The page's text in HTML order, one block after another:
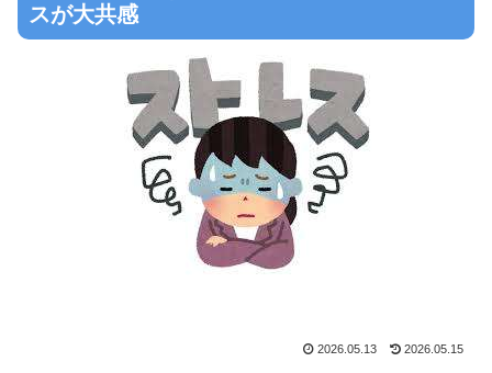
スが大共感
2026.05.13 2026.05.15